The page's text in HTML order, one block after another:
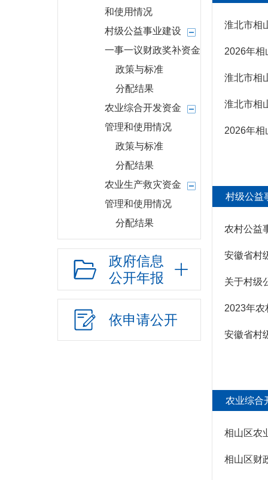
和使用情况
村级公益事业建设
一事一议财政奖补资金
政策与标准
分配结果
农业综合开发资金
管理和使用情况
政策与标准
分配结果
农业生产救灾资金
管理和使用情况
分配结果
政策性农业保险
政策与标准
分配结果
财政收支情况
政府债务
政府信息
公开年报
依申请公开
淮北市相
2026年相
淮北市相
淮北市相
2026年相
村级公益
农村公益
安徽省村
关于村级
2023年农
安徽省村
农业综合
相山区农
相山区财